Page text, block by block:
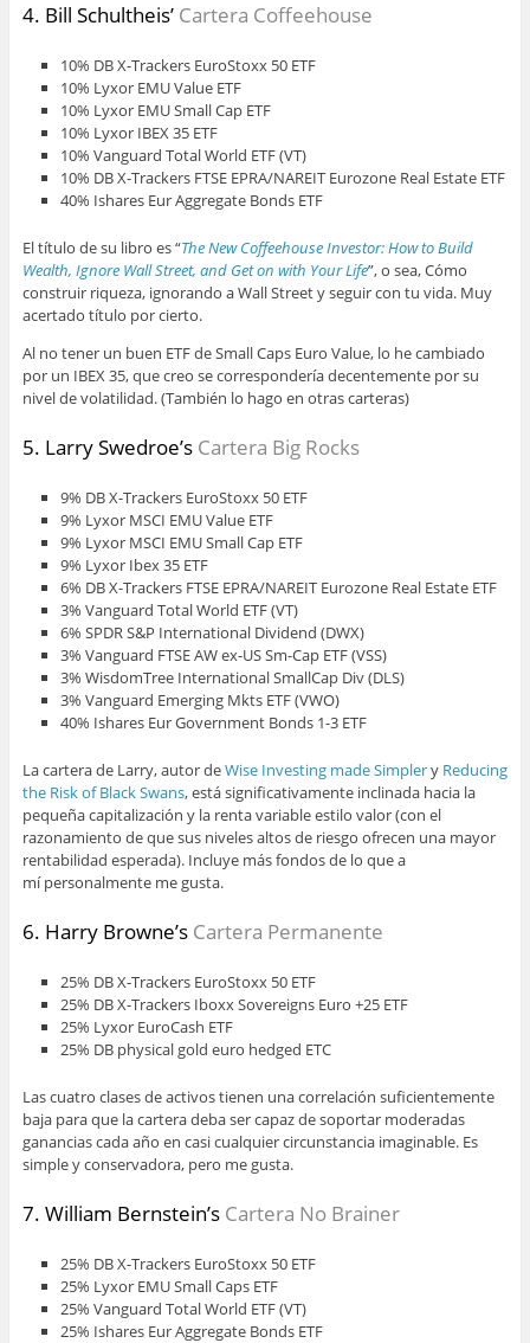
4. Bill Schultheis’ Cartera Coffeehouse
10% DB X-Trackers EuroStoxx 50 ETF
10% Lyxor EMU Value ETF
10% Lyxor EMU Small Cap ETF
10% Lyxor IBEX 35 ETF
10% Vanguard Total World ETF (VT)
10% DB X-Trackers FTSE EPRA/NAREIT Eurozone Real Estate ETF
40% Ishares Eur Aggregate Bonds ETF
El título de su libro es “The New Coffeehouse Investor: How to Build
Wealth, Ignore Wall Street, and Get on with Your Life”, o sea, Cómo
construir riqueza, ignorando a Wall Street y seguir con tu vida. Muy
acertado título por cierto.
Al no tener un buen ETF de Small Caps Euro Value, lo he cambiado
por un IBEX 35, que creo se correspondería decentemente por su
nivel de volatilidad. (También lo hago en otras carteras)
5. Larry Swedroe’s Cartera Big Rocks
9% DB X-Trackers EuroStoxx 50 ETF
9% Lyxor MSCI EMU Value ETF
9% Lyxor MSCI EMU Small Cap ETF
9% Lyxor Ibex 35 ETF
6% DB X-Trackers FTSE EPRA/NAREIT Eurozone Real Estate ETF
3% Vanguard Total World ETF (VT)
6% SPDR S&P International Dividend (DWX)
3% Vanguard FTSE AW ex-US Sm-Cap ETF (VSS)
3% WisdomTree International SmallCap Div (DLS)
3% Vanguard Emerging Mkts ETF (VWO)
40% Ishares Eur Government Bonds 1-3 ETF
La cartera de Larry, autor deWise Investing made Simplery Reducing
the Risk of Black Swans, está significativamente inclinada hacia la
pequeña capitalización y la renta variable estilo valor (con el
razonamiento de que sus niveles altos de riesgo ofrecen una mayor
rentabilidad esperada). Incluye más fondos de lo que a
mí personalmente me gusta.
6. Harry Browne’s Cartera Permanente
25% DB X-Trackers EuroStoxx 50 ETF
25% DB X-Trackers Iboxx Sovereigns Euro +25 ETF
25% Lyxor EuroCash ETF
25% DB physical gold euro hedged ETC
Las cuatro clases de activos tienen una correlación suficientemente
baja para que la cartera deba ser capaz de soportar moderadas
ganancias cada año en casi cualquier circunstancia imaginable. Es
simple y conservadora, pero me gusta.
7. William Bernstein’s Cartera No Brainer
25% DB X-Trackers EuroStoxx 50 ETF
25% Lyxor EMU Small Caps ETF
25% Vanguard Total World ETF (VT)
25% Ishares Eur Aggregate Bonds ETF